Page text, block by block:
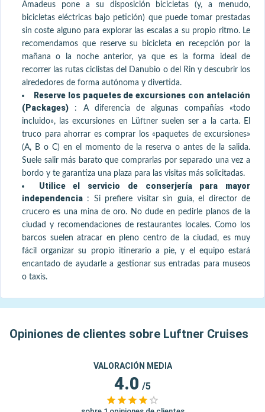
Amadeus pone a su disposición bicicletas (y, a menudo,
bicicletas eléctricas bajo petición) que puede tomar prestadas
sin coste alguno para explorar las escalas a su propio ritmo. Le
recomendamos que reserve su bicicleta en recepción por la
mañana o la noche anterior, ya que es la forma ideal de
recorrer las rutas ciclistas del Danubio o del Rin y descubrir los
alrededores de forma autónoma y divertida.
Reserve los paquetes de excursiones con antelación
(Packages)
: A diferencia de algunas compañías «todo
incluido», las excursiones en Lüftner suelen ser a la carta. El
truco para ahorrar es comprar los «paquetes de excursiones»
(A, B o C) en el momento de la reserva o antes de la salida.
Suele salir más barato que comprarlas por separado una vez a
bordo y te garantiza una plaza para las visitas más solicitadas.
Utilice el servicio de conserjería para mayor
independencia : Si prefiere visitar sin guía, el director de
crucero es una mina de oro. No dude en pedirle planos de la
ciudad y recomendaciones de restaurantes locales. Como los
barcos suelen atracar en pleno centro de la ciudad, es muy
fácil organizar su propio itinerario a pie, y el equipo estará
encantado de ayudarle a gestionar sus entradas para museos
o taxis.
Opiniones de clientes sobre Luftner Cruises
VALORACIÓN MEDIA
4.0 /5